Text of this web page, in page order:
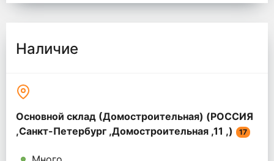
Наличие
Основной склад (Домостроительная) (РОССИЯ
,Санкт-Петербург ,Домостроительная ,11 ,)
17